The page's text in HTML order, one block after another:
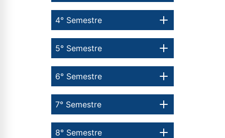
8° Semestre
7° Semestre
6° Semestre
5° Semestre
4° Semestre